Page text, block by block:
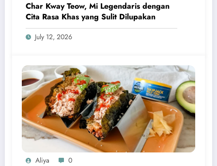
Char Kway Teow, Mi Legendaris dengan
Cita Rasa Khas yang Sulit Dilupakan
July 12, 2026
Aliya 0